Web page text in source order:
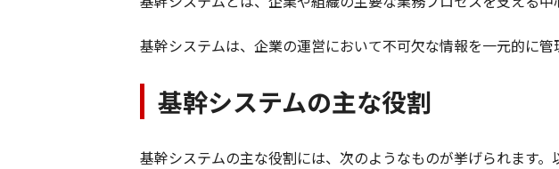
基幹システムは、企業の運営において不可欠な情報を一元的に
基幹システムの主な役割
基幹システムの主な役割には、次のようなものが挙げられます